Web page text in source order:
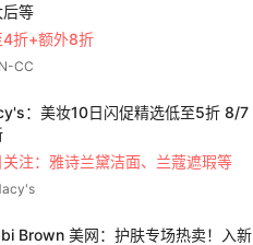
等
4折+额外8折
CC
：美妆10日闪促精选低至5折 8/7
注：雅诗兰黛洁面、兰蔻遮瑕等
Brown 美网：护肤专场热卖！入新